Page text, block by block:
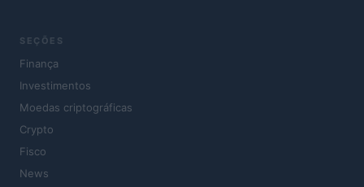
SEÇÕES
Finança
Investimentos
Moedas criptográficas
Crypto
Fisco
News